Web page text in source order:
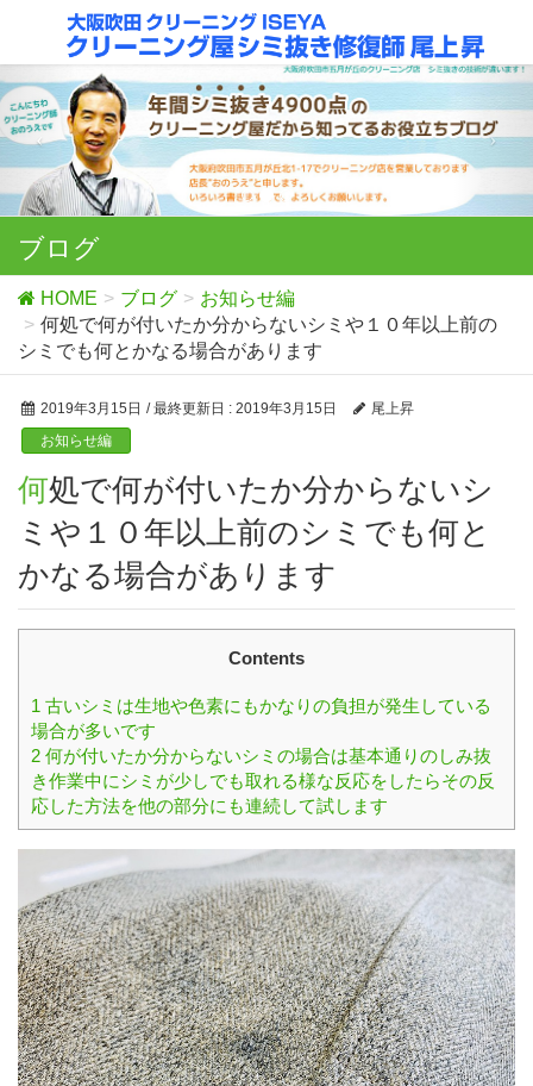
ブログ
HOME ブログ
お知らせ編
何処で何が付いたか分からないシミや１０年以上前の
シミでも何とかなる場合があります
2019年3月15日 / 最終更新日 : 2019年3月15日
尾上昇
お知らせ編
何処で何が付いたか分からないシ
ミや１０年以上前のシミでも何と
かなる場合があります
Contents
1 古いシミは生地や色素にもかなりの負担が発生している
場合が多いです
2 何が付いたか分からないシミの場合は基本通りのしみ抜
き作業中にシミが少しでも取れる様な反応をしたらその反
応した方法を他の部分にも連続して試します